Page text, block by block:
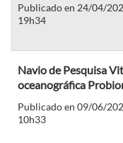
Publicado en 24/04/
19h34
Navio de Pesquisa
oceanográfica
Publicado en 09/06/
10h33